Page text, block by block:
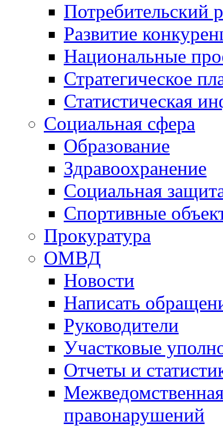
Потребительский
Развитие
Национальные
Стратегическое
Статистическая
Социальная сфера
Образование
Здравоохранение
Социальная
Спортивные
Прокуратура
ОМВД
Новости
Написать
Руководители
Участковые
Отчеты и
правонарушений